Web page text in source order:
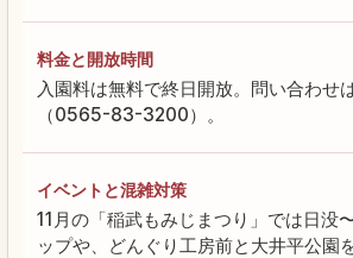
料金と開放時間
入園料は無料で終日開放。問い合わせ
（0565-83-3200）。
イベントと混雑対策
11月の「稲武もみじまつり」では日没
ップや、どんぐり工房前と大井平公園